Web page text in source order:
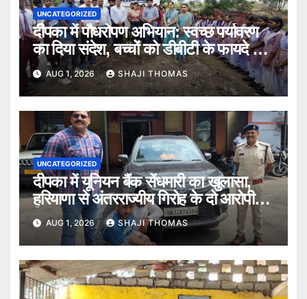
UNCATEGORIZED
दीपका में पौधरोपण अभियान: स्वच्छ पर्यावरण
का दिया संदेश, बच्चों को डीबीटी के फायदे भी
बताए।
AUG 1, 2026 SHAJI THOMAS
UNCATEGORIZED
दीपका में यूनियन बैंक सेंधमारी का खुलासा,
हरियाणा से अंतरराज्यीय गिरोह के दो आरोपी
गिरफ्तार।
AUG 1, 2026 SHAJI THOMAS